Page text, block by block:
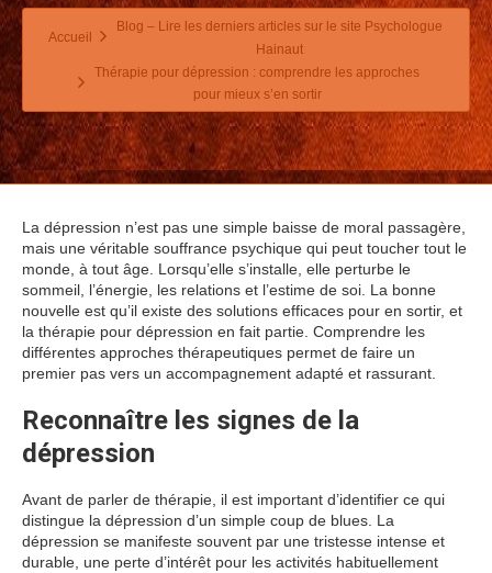
Accueil
Blog – Lire les derniers articles sur le site Psychologue
Hainaut
Thérapie pour dépression : comprendre les approches
pour mieux s’en sortir
La dépression n’est pas une simple baisse de moral passagère,
mais une véritable souffrance psychique qui peut toucher tout le
monde, à tout âge. Lorsqu’elle s’installe, elle perturbe le
sommeil, l’énergie, les relations et l’estime de soi. La bonne
nouvelle est qu’il existe des solutions efficaces pour en sortir, et
la thérapie pour dépression en fait partie. Comprendre les
différentes approches thérapeutiques permet de faire un
premier pas vers un accompagnement adapté et rassurant.
Reconnaître les signes de la
dépression
Avant de parler de thérapie, il est important d’identifier ce qui
distingue la dépression d’un simple coup de blues. La
dépression se manifeste souvent par une tristesse intense et
durable, une perte d’intérêt pour les activités habituellement